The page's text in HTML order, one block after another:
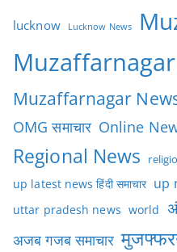
lucknow Lucknow News
Muzaffarnagar
OMG समाचार Online
Regional News
up latest news हिंदी समाचार up
uttar pradesh news world
अजब गजब समाचार